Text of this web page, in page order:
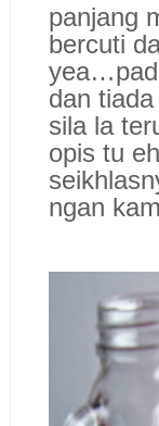
panjang
bercuti
dan
sila la
opis tu
ngan